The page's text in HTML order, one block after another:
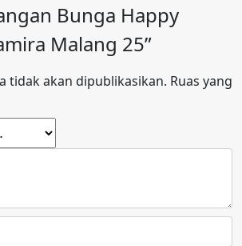
Bunga Happy
Malang 25”
tidak akan dipublikasikan. Ruas yang